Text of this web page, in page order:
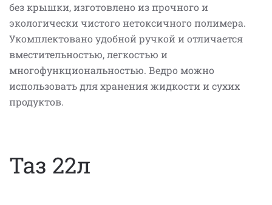
без крышки, изготовлено из прочного и
экологически чистого нетоксичного полимера.
Укомплектовано удобной ручкой и отличается
вместительностью, легкостью и
многофункциональностью. Ведро можно
использовать для хранения жидкости и сухих
продуктов.
Таз 22л